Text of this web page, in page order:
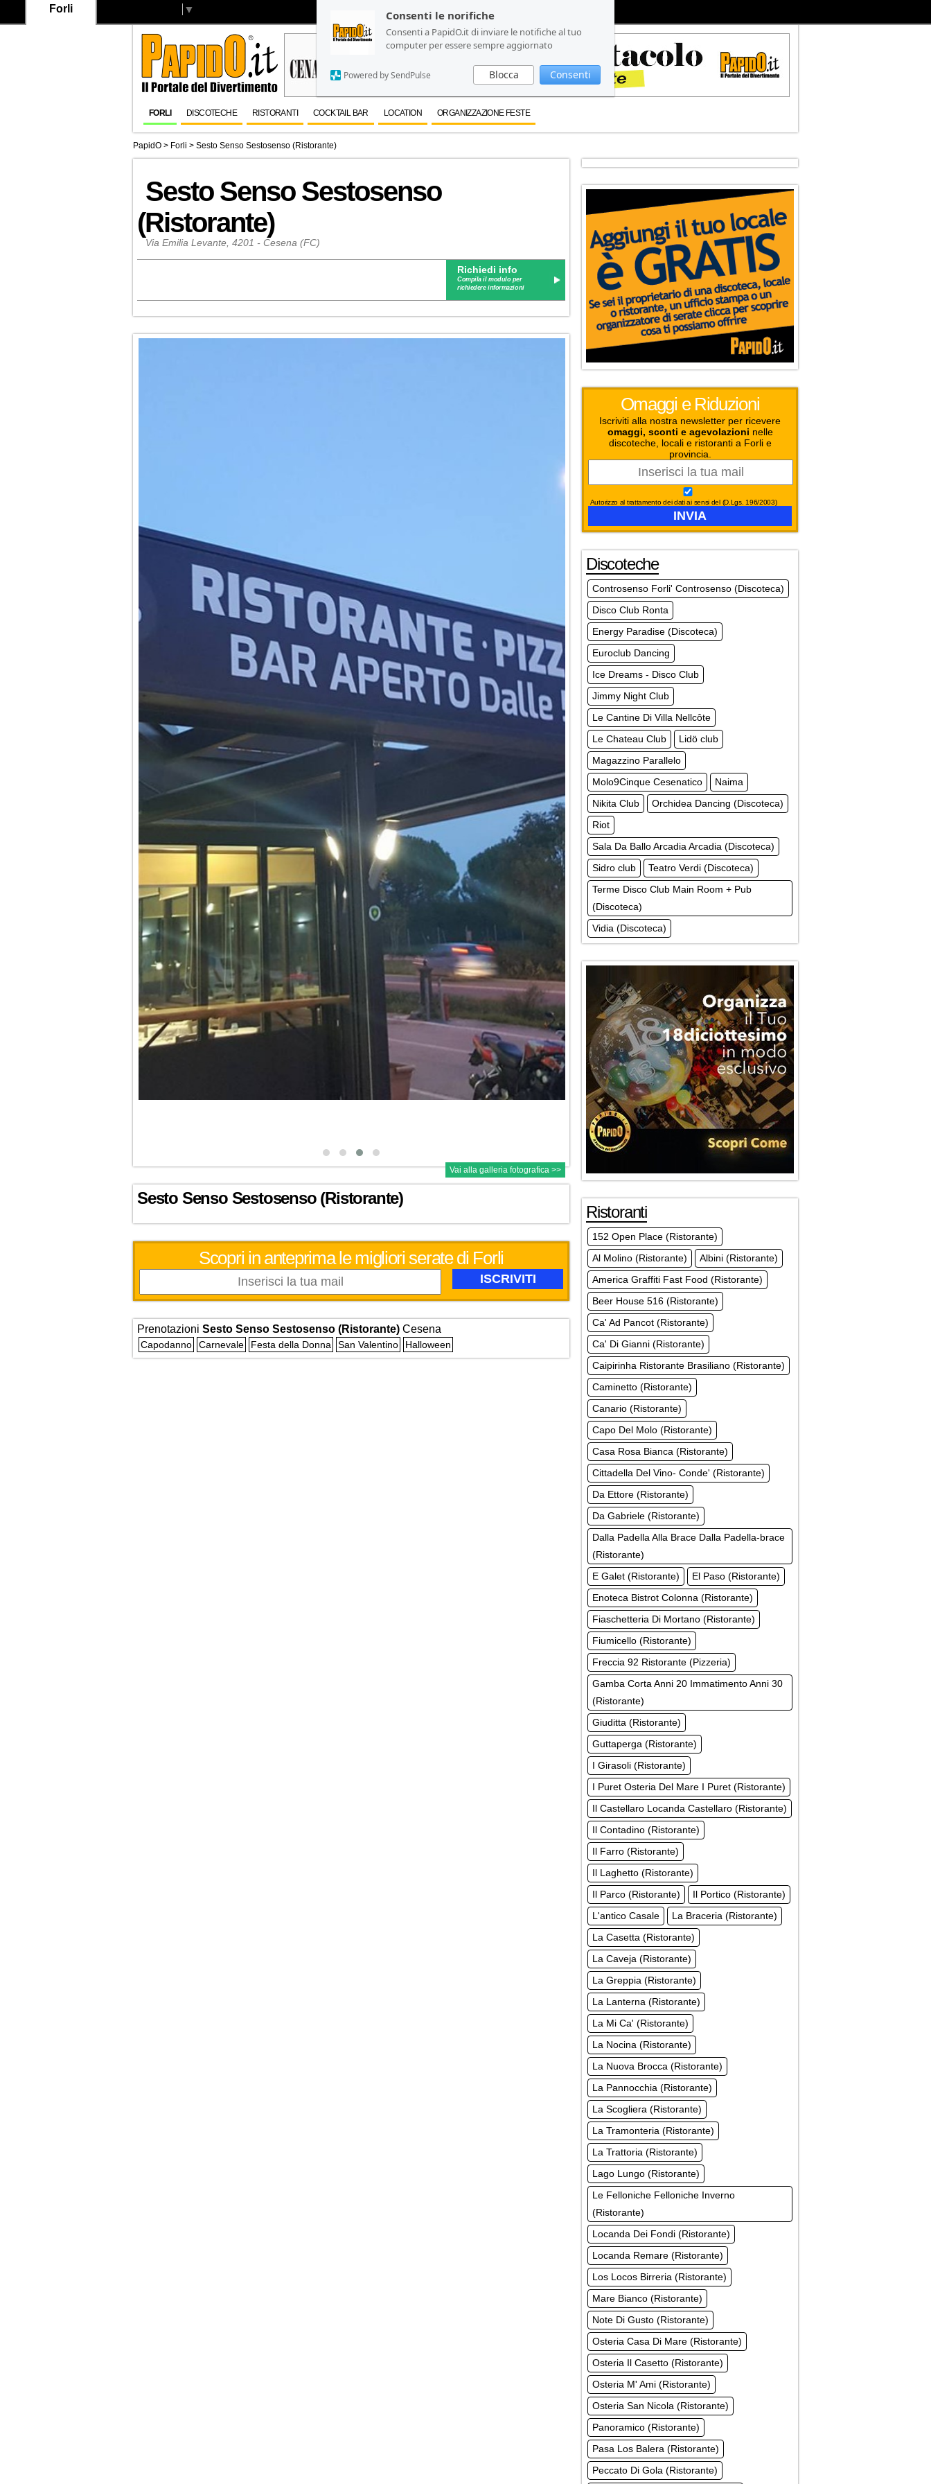
Consenti le norifiche
Consenti a PapidO.it di inviare le notifiche al tuo
computer per essere sempre aggiornato
Blocca Consenti
Powered by SendPulse
Consenti le norifiche
Consenti a PapidO.it di inviare le notifiche al tuo
computer per essere sempre aggiornato
Blocca Consenti
Powered by SendPulse
Forli ▼
FORLI DISCOTECHE RISTORANTI COCKTAIL BAR LOCATION ORGANIZZAZIONE FESTE
PapidO > Forli > Sesto Senso Sestosenso (Ristorante)
Sesto Senso Sestosenso
(Ristorante)
Via Emilia Levante, 4201 - Cesena (FC)
Richiedi info
Compila il modulo per
richiedere informazioni
Vai alla galleria fotografica >>
Sesto Senso Sestosenso (Ristorante)
Scopri in anteprima le migliori serate di Forli
Prenotazioni Sesto Senso Sestosenso (Ristorante) Cesena
Capodanno Carnevale Festa della Donna San Valentino Halloween
Omaggi e Riduzioni
Iscriviti alla nostra newsletter per ricevere
omaggi, sconti e agevolazioni nelle
discoteche, locali e ristoranti a Forli e
provincia.
Autorizzo al trattamento dei dati ai sensi del (D.Lgs. 196/2003)
Discoteche
Controsenso Forli' Controsenso (Discoteca)
Disco Club Ronta
Energy Paradise (Discoteca)
Euroclub Dancing
Ice Dreams - Disco Club
Jimmy Night Club
Le Cantine Di Villa Nellcôte
Le Chateau Club
Lidö club
Magazzino Parallelo
Molo9Cinque Cesenatico
Naima
Nikita Club
Orchidea Dancing (Discoteca)
Riot
Sala Da Ballo Arcadia Arcadia (Discoteca)
Sidro club
Teatro Verdi (Discoteca)
Terme Disco Club Main Room + Pub
(Discoteca)
Vidia (Discoteca)
Ristoranti
152 Open Place (Ristorante)
Al Molino (Ristorante)
Albini (Ristorante)
America Graffiti Fast Food (Ristorante)
Beer House 516 (Ristorante)
Ca' Ad Pancot (Ristorante)
Ca' Di Gianni (Ristorante)
Caipirinha Ristorante Brasiliano (Ristorante)
Caminetto (Ristorante)
Canario (Ristorante)
Capo Del Molo (Ristorante)
Casa Rosa Bianca (Ristorante)
Cittadella Del Vino- Conde' (Ristorante)
Da Ettore (Ristorante)
Da Gabriele (Ristorante)
Dalla Padella Alla Brace Dalla Padella-brace
(Ristorante)
E Galet (Ristorante)
El Paso (Ristorante)
Enoteca Bistrot Colonna (Ristorante)
Fiaschetteria Di Mortano (Ristorante)
Fiumicello (Ristorante)
Freccia 92 Ristorante (Pizzeria)
Gamba Corta Anni 20 Immatimento Anni 30
(Ristorante)
Giuditta (Ristorante)
Guttaperga (Ristorante)
I Girasoli (Ristorante)
I Puret Osteria Del Mare I Puret (Ristorante)
Il Castellaro Locanda Castellaro (Ristorante)
Il Contadino (Ristorante)
Il Farro (Ristorante)
Il Laghetto (Ristorante)
Il Parco (Ristorante)
Il Portico (Ristorante)
L'antico Casale
La Braceria (Ristorante)
La Casetta (Ristorante)
La Caveja (Ristorante)
La Greppia (Ristorante)
La Lanterna (Ristorante)
La Mi Ca' (Ristorante)
La Nocina (Ristorante)
La Nuova Brocca (Ristorante)
La Pannocchia (Ristorante)
La Scogliera (Ristorante)
La Tramonteria (Ristorante)
La Trattoria (Ristorante)
Lago Lungo (Ristorante)
Le Felloniche Felloniche Inverno
(Ristorante)
Locanda Dei Fondi (Ristorante)
Locanda Remare (Ristorante)
Los Locos Birreria (Ristorante)
Mare Bianco (Ristorante)
Note Di Gusto (Ristorante)
Osteria Casa Di Mare (Ristorante)
Osteria Il Casetto (Ristorante)
Osteria M' Ami (Ristorante)
Osteria San Nicola (Ristorante)
Panoramico (Ristorante)
Pasa Los Balera (Ristorante)
Peccato Di Gola (Ristorante)